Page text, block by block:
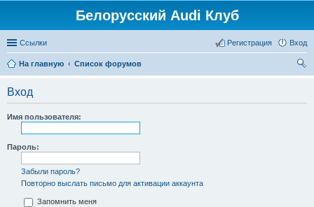
Белорусский Audi Клуб
Ссылки Вход
Регистрация
На главную
Список форумов
Вход
Имя пользователя:
Пароль:
Забыли пароль?
Повторно выслать письмо для активации аккаунта
Запомнить меня